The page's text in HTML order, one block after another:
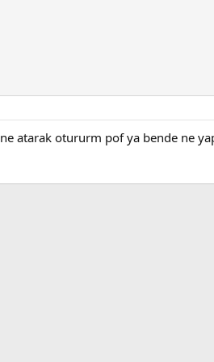
atarak otururm pof ya bende ne